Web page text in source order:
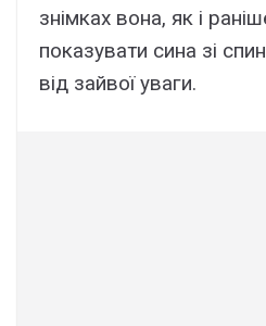
знімках вона, як і
показувати сина зі
від зайвої уваги.